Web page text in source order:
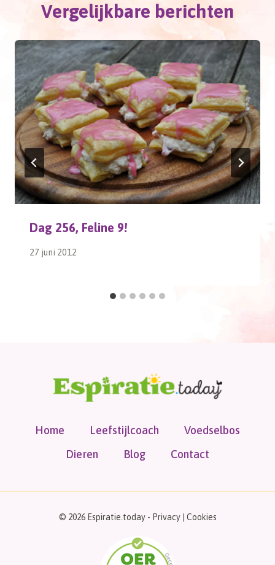
Vergelijkbare berichten
Dag 256, Feline 9!
27 juni 2012
Home Leefstijlcoach
Voedselbos
Dieren
Blog Contact
© 2026 Espiratie.today - Privacy| Cookies